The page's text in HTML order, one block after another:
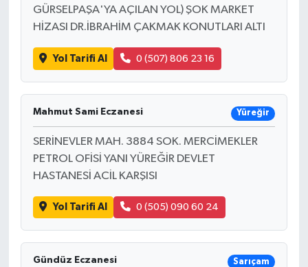
GÜRSELPAŞA'YA AÇILAN YOL) ŞOK MARKET
HİZASI DR.İBRAHİM ÇAKMAK KONUTLARI ALTI
Yol Tarifi Al 0 (507) 806 23 16
Mahmut Sami Eczanesi Yüreğir
SERİNEVLER MAH. 3884 SOK. MERCİMEKLER
PETROL OFİSİ YANI YÜREĞİR DEVLET
HASTANESİ ACİL KARŞISI
Yol Tarifi Al 0 (505) 090 60 24
Gündüz Eczanesi Sarıçam